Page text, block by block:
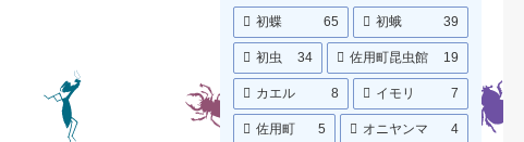
初蝶 65 初蛾 39
初虫 34 佐用町昆虫館 19
カエル 8 イモリ 7
佐用町 5 オニヤンマ 4